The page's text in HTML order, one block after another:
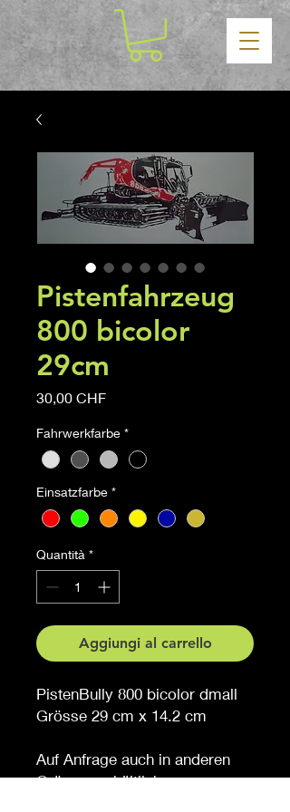
Pistenfahrzeug
800 bicolor
29cm
30,00 CHFPrezzo
Fahrwerkfarbe *
Einsatzfarbe *
Quantità *
Aggiungi al carrello
PistenBully 800 bicolor dmall
Grösse 29 cm x 14.2 cm
Auf Anfrage auch in anderen
Grössen erhältlich